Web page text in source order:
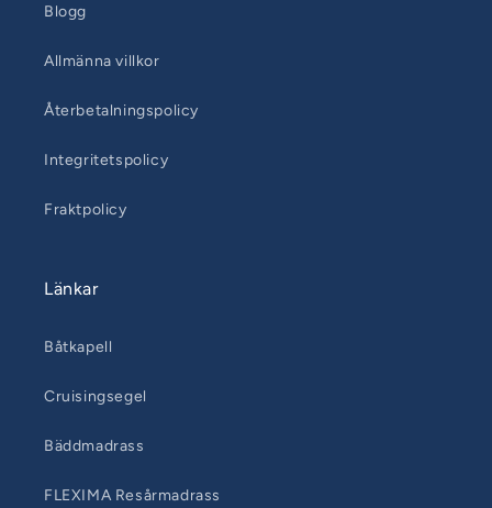
Blogg
Allmänna villkor
Återbetalningspolicy
Integritetspolicy
Fraktpolicy
Länkar
Båtkapell
Cruisingsegel
Bäddmadrass
FLEXIMA Resårmadrass